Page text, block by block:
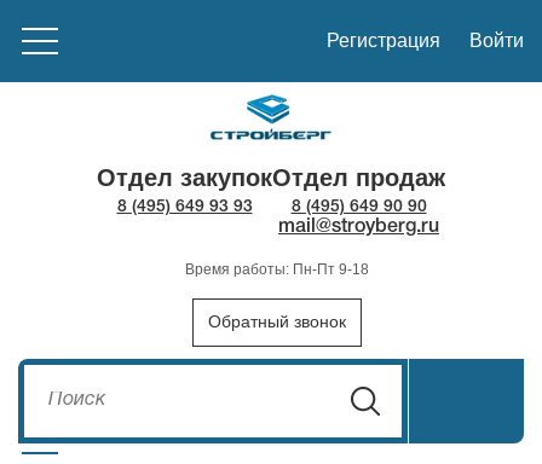
Регистрация Войти
Отдел закупок
8 (495) 649 93 93
Отдел продаж
8 (495) 649 90 90
mail@stroyberg.ru
Время работы: Пн-Пт 9-18
Обратный звонок